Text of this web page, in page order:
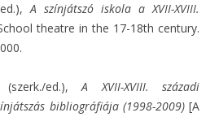
ed.),A színjátszó iskola a XVII-XVIII.
theatre in the 17-18th century.
(szerk./ed.),A XVII-XVIII. századi
bibliográfiája (1998-2009)[A